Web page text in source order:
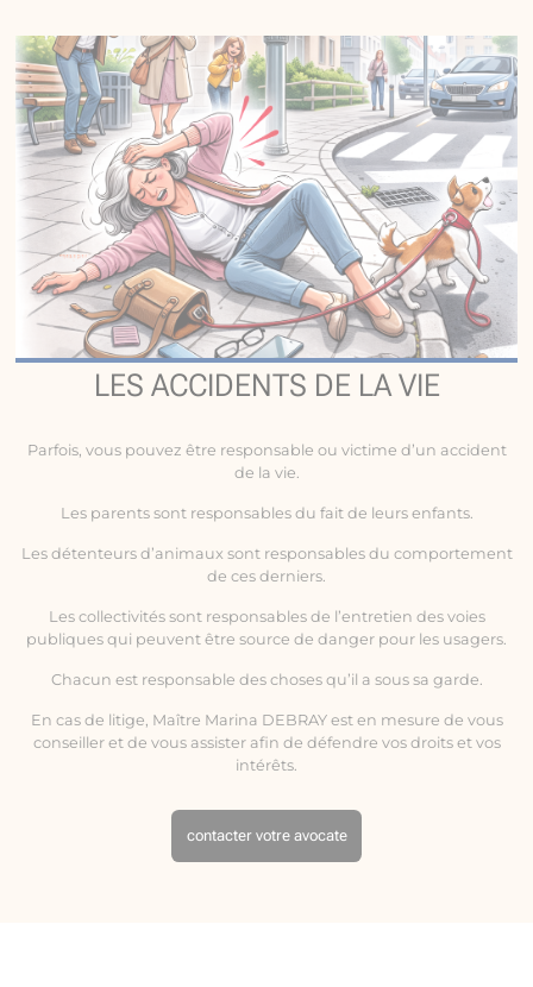
LES ACCIDENTS DE LA VIE
Parfois, vous pouvez être responsable ou victime d’un accident
de la vie
Les parents sont responsables du fait de leurs enfants.
Les détenteurs d’animaux sont responsables du comportement
de ces derniers.
Les collectivités sont responsables de l’entretien des voies
publiques qui peuvent être source de danger pour les usagers.
Chacun est responsable des choses qu’il a sous sa garde.
En cas de litige, Maître Marina DEBRAY est en mesure de vous
conseiller et de vous assister afin de défendre vos droits et vos
intérêts.
contacter votre avocate